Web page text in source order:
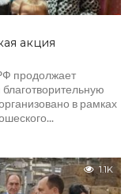
акция
продолжает
в рамках
1.1K